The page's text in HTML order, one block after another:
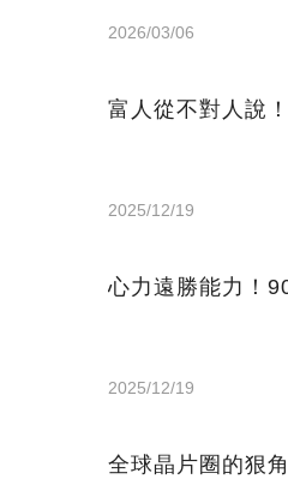
2026/03/06
富人從不對人說
2025/12/19
心力遠勝能力！
2025/12/19
全球晶片圈的狠